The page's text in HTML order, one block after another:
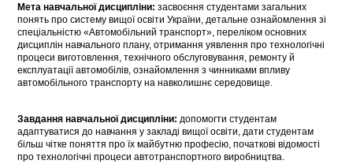
Мета навчальної дисципліни: засвоєння студентами загальних
понять про систему вищої освіти України, детальне ознайомлення зі
спеціальністю «Автомобільний транспорт», переліком основних
дисциплін навчального плану, отримання уявлення про технологічні
процеси виготовлення, технічного обслуговування, ремонту й
експлуатації автомобілів, ознайомлення з чинниками впливу
автомобільного транспорту на навколишнє середовище.
Завдання навчальної дисципліни:допомогти студентам
адаптуватися до навчання у закладі вищої освіти, дати студентам
більш чітке поняття про їх майбутню професію, початкові відомості
про технологічні процеси автотранспортного виробництва.